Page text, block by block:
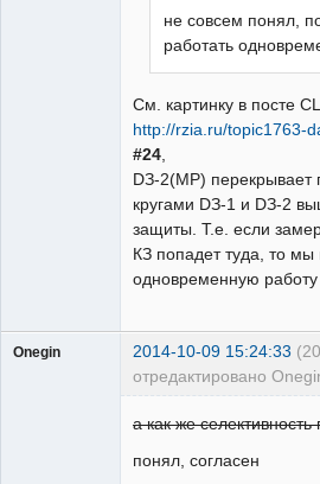
не совсем понял,
работать
См. картинку в посте
http://rzia.ru/topic1763-
#24
DЗ-2(MP) перекрывает
кругами DЗ-1 и DЗ-2
защиты. Т.е. если
КЗ попадет туда, то мы
одновременную
Onegin 2014-10-09 15:24:33
отредактировано
а как же
понял, согласен